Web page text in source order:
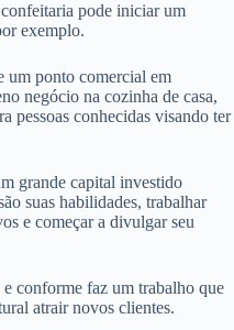
pode iniciar um
exemplo.
um ponto comercial em
negócio na cozinha de casa,
pessoas conhecidas visando ter
grande capital investido
suas habilidades, trabalhar
e começar a divulgar seu
conforme faz um trabalho que
atrair novos clientes.